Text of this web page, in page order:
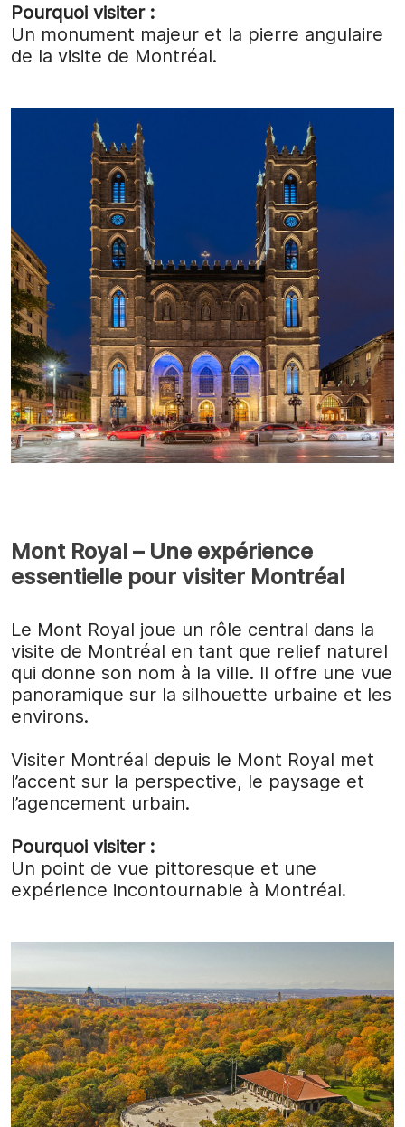
Pourquoi visiter :
Un monument majeur et la pierre angulaire
de la visite de Montréal.
Mont Royal – Une expérience
essentielle pour visiter Montréal
Le Mont Royal joue un rôle central dans la
visite de Montréal en tant que relief naturel
qui donne son nom à la ville. Il offre une vue
panoramique sur la silhouette urbaine et les
environs.
Visiter Montréal depuis le Mont Royal met
l’accent sur la perspective, le paysage et
l’agencement urbain.
Pourquoi visiter :
Un point de vue pittoresque et une
expérience incontournable à Montréal.